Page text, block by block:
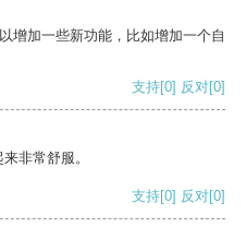
增加一些新功能，比如增加一个自
支持[0] 反对[0]
非常舒服。
支持[0] 反对[0]